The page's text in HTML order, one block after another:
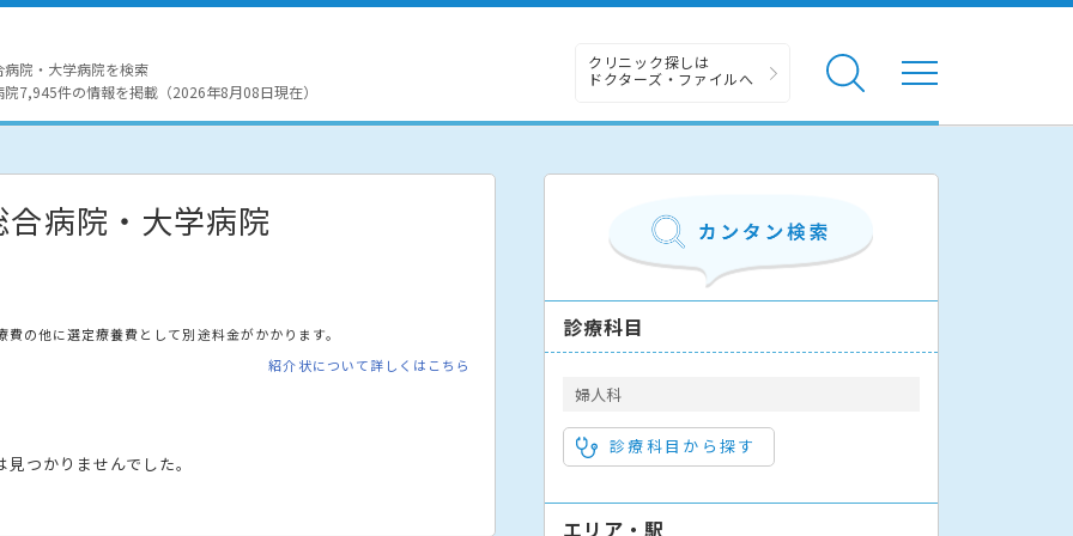
院・大学病院を検索
7,945件の情報を掲載（2026年8月08日現在）
クリニック探しは
ドクターズ・ファイルへ
病院・大学病院
の他に選定療養費として別途料金がかかります。
紹介状について詳しくはこちら
つかりませんでした。
診療科目
婦人科
診療科目から探す
エリア・駅